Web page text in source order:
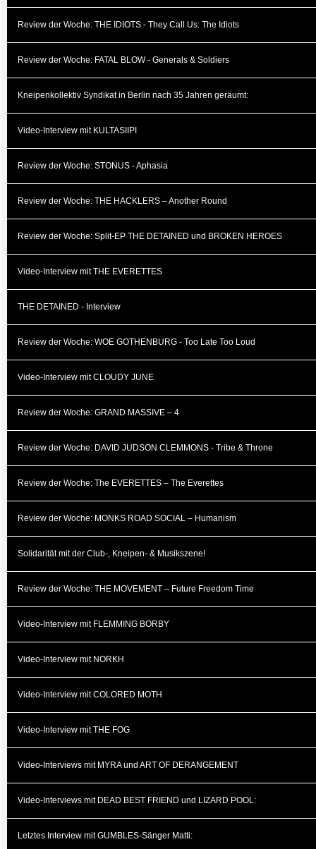
Review der Woche: THE IDIOTS - They Call Us: The Idiots
Review der Woche: FATAL BLOW - Generals & Soldiers
Kneipenkollektiv Syndikat in Berlin nach 35 Jahren geräumt:
Video-Interview mit KULTASIIPI
Review der Woche: STONUS - Aphasia
Review der Woche: THE HACKLERS – Another Round
Review der Woche: Split-EP THE DETAINED und BROKEN HEROES
Video-Interview mit THE EVERETTES
THE DETAINED - Interview
Review der Woche: WOE GOTHENBURG - Too Late Too Loud
Video-Interview mit CLOUDY JUNE
Review der Woche: GRAND MASSIVE – 4
Review der Woche: DAVID JUDSON CLEMMONS - Tribe & Throne
Review der Woche: The EVERETTES – The Everettes
Review der Woche: MONKS ROAD SOCIAL – Humanism
Solidarität mit der Club-, Kneipen- & Musikszene!
Review der Woche: THE MOVEMENT – Future Freedom Time
Video-Interview mit FLEMMING BORBY
Video-Interview mit NORKH
Video-Interview mit COLORED MOTH
Video-Interview mit THE FOG
Video-Interviews mit MYRA und ART OF DERANGEMENT
Video-Interviews mit DEAD BEST FRIEND und LIZARD POOL:
Letztes Interview mit GUMBLES-Sänger Matti: